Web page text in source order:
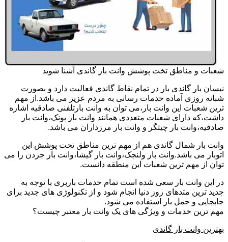
شعبات و مناطق تخت پوشش وانت بار گاندی آشنا شوید
نیسان بار گاندی بار در تمام نقاط گاندی فعالیت دارد و بصورت
شبانه روزی آماده خدمات رسانی به مردم عزیز می باشد.از مهم
ترین شعبات این وانت بار،می توان به وانت بارتلفنی صادقیه اشاره
داشت،که دارای شعبات متعددی همانند وانت بار پونک،وانت بار
صادقیه،وانت بار چیتگر و وانت بار مرزداران می باشد.
وانت بار شمال گاندی هم از مهم ترین مناطق تحت پوشش این
اتوبار می باشد.وانت بار ولنجک،وانت بار گیشا،وانت بار جردن را می
توان از مهم ترین شعبات این منطقه دانست.
در این وانت بار سعی شده است تمام خدمات باربری با توجه به
جدید ترین متدهای روز دنیا انجام شود و از تکنولوژی های جدید برای
جابجایی و حمل بار استفاده می شود.
مهم ترین خدمات و ویژگی های یک وانت بار معتبر چیست؟
بهترین وانت بار گاندی